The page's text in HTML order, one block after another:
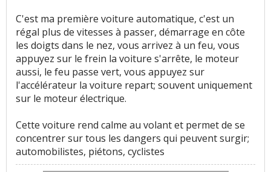
C'est ma première voiture automatique, c'est un
régal plus de vitesses à passer, démarrage en côte
les doigts dans le nez, vous arrivez à un feu, vous
appuyez sur le frein la voiture s'arrête, le moteur
aussi, le feu passe vert, vous appuyez sur
l'accélérateur la voiture repart; souvent uniquement
sur le moteur électrique.
Cette voiture rend calme au volant et permet de se
concentrer sur tous les dangers qui peuvent surgir;
automobilistes, piétons, cyclistes